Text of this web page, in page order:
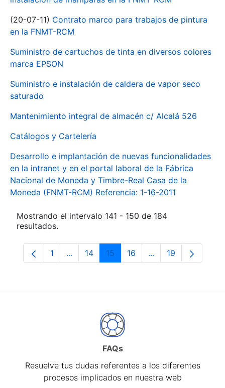
(20-07-11) Contrato marco para trabajos de pintura
en la FNMT-RCM
Suministro de cartuchos de tinta en diversos colores
marca EPSON
Suministro e instalación de caldera de vapor seco
saturado
Mantenimiento integral de almacén c/ Alcalá 526
Catálogos y Cartelería
Desarrollo e implantación de nuevas funcionalidades
en la intranet y en el portal laboral de la Fábrica
Nacional de Moneda y Timbre-Real Casa de la
Moneda (FNMT-RCM) Referencia: 1-16-2011
Mostrando el intervalo 141 - 150 de 184
resultados.
Página
1 ...Páginas intermedias Use TAB para
Página
14 Página
15 Página
16 ...PáginasPágina
19
FAQs
Resuelve tus dudas referentes a los diferentes
procesos implicados en nuestra web